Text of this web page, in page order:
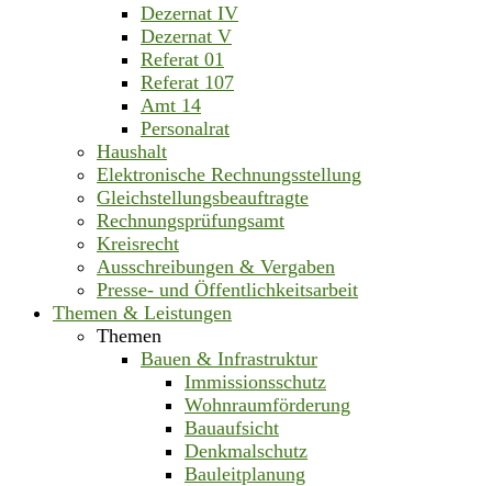
Dezernat IV
Dezernat V
Referat 01
Referat 107
Amt 14
Personalrat
Haushalt
Elektronische Rechnungsstellung
Gleichstellungsbeauftragte
Rechnungsprüfungsamt
Kreisrecht
Ausschreibungen & Vergaben
Presse- und Öffentlichkeitsarbeit
Themen & Leistungen
Themen
Bauen & Infrastruktur
Immissionsschutz
Wohnraumförderung
Bauaufsicht
Denkmalschutz
Bauleitplanung